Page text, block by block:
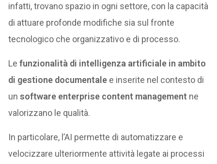
infatti, trovano spazio in ogni settore, con la capacità
di attuare profonde modifiche sia sul fronte
tecnologico che organizzativo e di processo.
Lefunzionalità di intelligenza artificiale in ambito
di gestione documentale e inserite nel contesto di
unsoftware enterprise content management ne
valorizzano le qualità.
In particolare, l’AI permette di automatizzare e
velocizzare ulteriormente attività legate ai processi